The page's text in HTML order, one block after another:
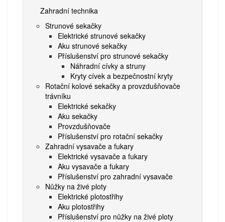
Zahradní technika
Strunové sekačky
Elektrické strunové sekačky
Aku strunové sekačky
Příslušenství pro strunové sekačky
Náhradní cívky a struny
Kryty cívek a bezpečnostní kryty
Rotační kolové sekačky a provzdušňovače
trávníku
Elektrické sekačky
Aku sekačky
Provzdušňovače
Příslušenství pro rotační sekačky
Zahradní vysavače a fukary
Elektrické vysavače a fukary
Aku vysavače a fukary
Příslušenství pro zahradní vysavače
Nůžky na živé ploty
Elektrické plotostřihy
Aku plotostřihy
Příslušenství pro nůžky na živé ploty